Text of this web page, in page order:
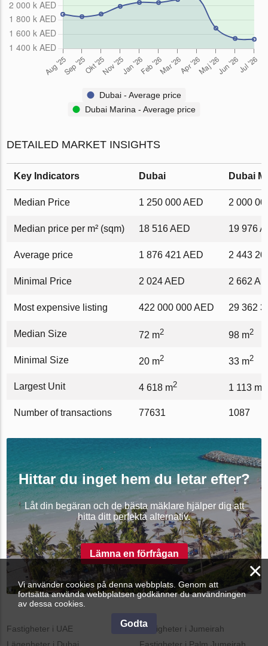
Dubai - Average price
Dubai Marina - Average price
DETAILED MARKET INSIGHTS
Key Indicators Dubai Dubai
Median Price 1 250 000 AED 2 000
Median price per m² (sqm) 18 516 AED 19 976
Average price 1 876 421 AED 2 443
Minimal Price 2 024 AED 2 662
Most expensive listing 422 000 000 AED 29 362
Median Size 72 m2 98 m2
Minimal Size 20 m2 33 m2
Largest Unit 4 618 m2 1 113 m
Number of transactions 77631 1087
Hittar du inget hem du letar efter?
Låt din begäran och de bästa mäklare hjälper dig att
hitta ditt perfekta alternativ.
Lämna en förfrågan
Fastigheter i UAE
Lägenheter i Dubai
Fastigheter i Jumeirah
Fastigheter i Palm Jumeirah
×
Vi använder cookies på denna webbplats. Genom att
fortsätta använda webbplatsen godkänner du användningen
av dessa cookies.
Godta